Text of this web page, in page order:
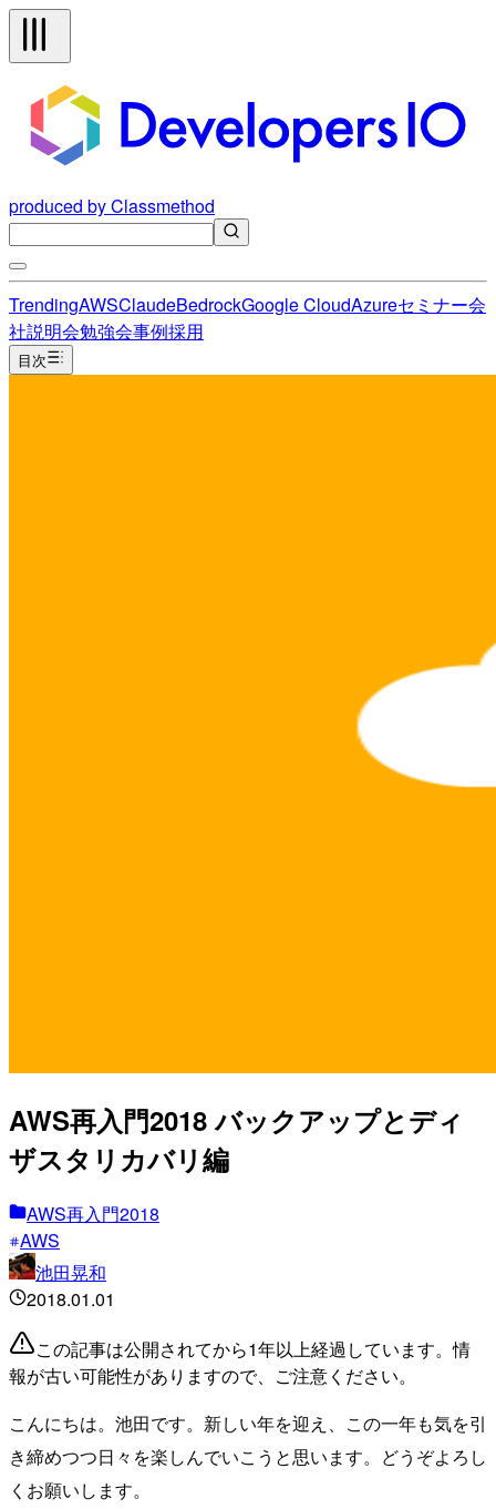
produced by Classmethod
TrendingAWSClaudeBedrockGoogle CloudAzureセミナー会
社説明会勉強会事例採用
目次
AWS再入門2018 バックアップとディ
ザスタリカバリ編
AWS再入門2018
AWS
池田晃和
2018.01.01
この記事は公開されてから1年以上経過しています。情
報が古い可能性がありますので、ご注意ください。
こんにちは。池田です。新しい年を迎え、この一年も気を引
き締めつつ日々を楽しんでいこうと思います。どうぞよろし
くお願いします。